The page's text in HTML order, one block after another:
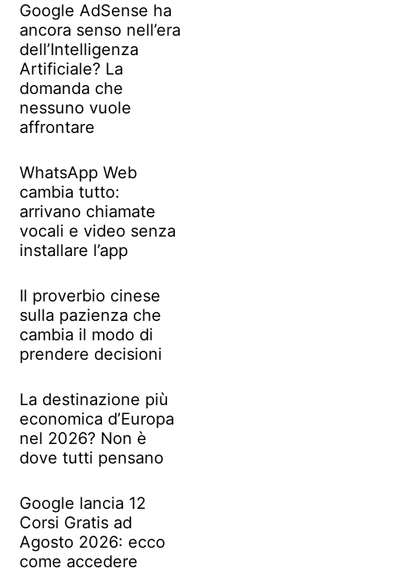
Google AdSense ha
ancora senso nell’era
dell’Intelligenza
Artificiale? La
domanda che
nessuno vuole
affrontare
WhatsApp Web
cambia tutto:
arrivano chiamate
vocali e video senza
installare l’app
Il proverbio cinese
sulla pazienza che
cambia il modo di
prendere decisioni
La destinazione più
economica d’Europa
nel 2026? Non è
dove tutti pensano
Google lancia 12
Corsi Gratis ad
Agosto 2026: ecco
come accedere